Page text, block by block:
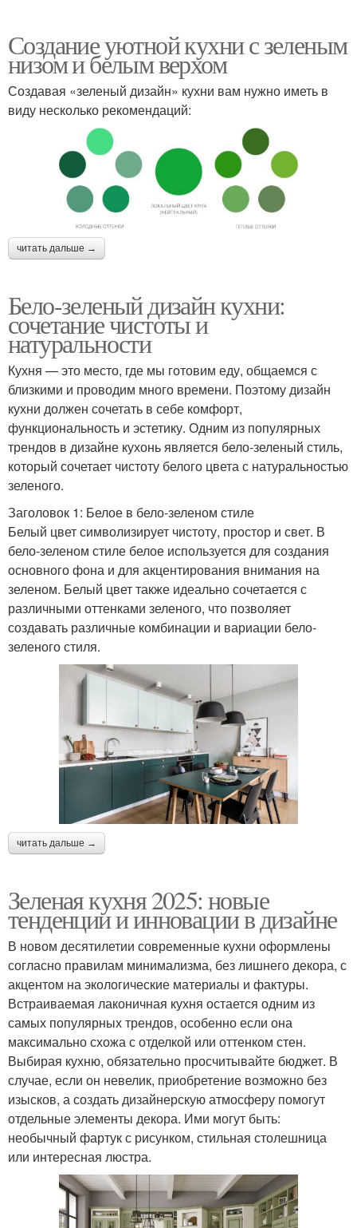
Создание уютной кухни с зеленым
низом и белым верхом
Создавая «зеленый дизайн» кухни вам нужно иметь в
виду несколько рекомендаций:
читать дальше →
Бело-зеленый дизайн кухни:
сочетание чистоты и
натуральности
Кухня — это место, где мы готовим еду, общаемся с
близкими и проводим много времени. Поэтому дизайн
кухни должен сочетать в себе комфорт,
функциональность и эстетику. Одним из популярных
трендов в дизайне кухонь является бело-зеленый стиль,
который сочетает чистоту белого цвета с натуральностью
зеленого.
Заголовок 1: Белое в бело-зеленом стиле
Белый цвет символизирует чистоту, простор и свет. В
бело-зеленом стиле белое используется для создания
основного фона и для акцентирования внимания на
зеленом. Белый цвет также идеально сочетается с
различными оттенками зеленого, что позволяет
создавать различные комбинации и вариации бело-
зеленого стиля.
читать дальше →
Зеленая кухня 2025: новые
тенденции и инновации в дизайне
В новом десятилетии современные кухни оформлены
согласно правилам минимализма, без лишнего декора, с
акцентом на экологические материалы и фактуры.
Встраиваемая лаконичная кухня остается одним из
самых популярных трендов, особенно если она
максимально схожа с отделкой или оттенком стен.
Выбирая кухню, обязательно просчитывайте бюджет. В
случае, если он невелик, приобретение возможно без
изысков, а создать дизайнерскую атмосферу помогут
отдельные элементы декора. Ими могут быть:
необычный фартук с рисунком, стильная столешница
или интересная люстра.